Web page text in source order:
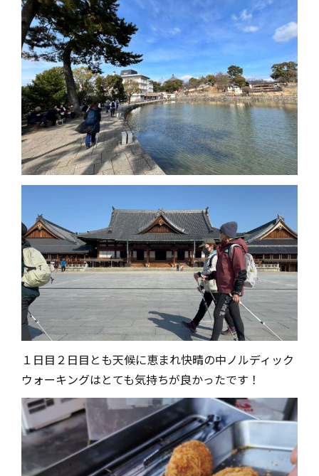
１日目２日目とも天候に恵まれ快晴の中ノルディック
ウォーキングはとても気持ちが良かったです！